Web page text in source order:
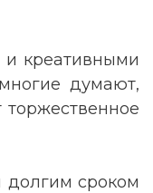
креативными
думают,
долгим сроком